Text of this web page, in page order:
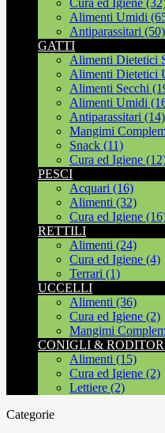
Alimenti Umidi
Antiparassitari (50)
GATTI
Alimenti Dietetici
Alimenti Dietetici
Alimenti Secchi
Alimenti Umidi
Antiparassitari (14)
Mangimi
Snack (11)
Cura ed Igiene
PESCI
Acquari (16)
Alimenti (32)
Cura ed Igiene
RETTILI
Alimenti (24)
Cura ed Igiene (4)
Terrari (1)
UCCELLI
Alimenti (36)
Cura ed Igiene (2)
Mangimi
CONIGLI &
Alimenti (15)
Cura ed Igiene (2)
Lettiere (2)
Categorie